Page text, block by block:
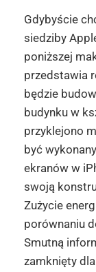
Gdybyście
siedziby
poniższej
przedstawia
będzie
budynku w
przyklejono
być
ekranów w
swoją
Zużycie
porównaniu
Smutną
zamknięty